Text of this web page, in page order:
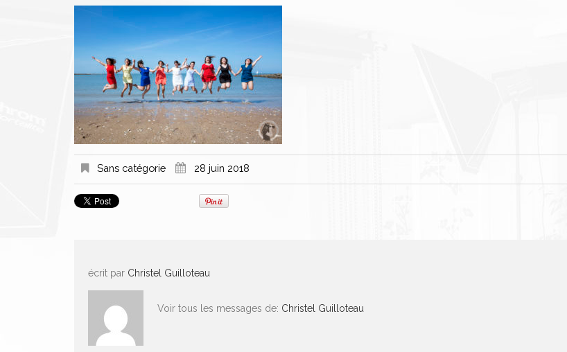
Sans catégorie 28 juin 2018
écrit par Christel Guilloteau
Voir tous les messages de: Christel Guilloteau